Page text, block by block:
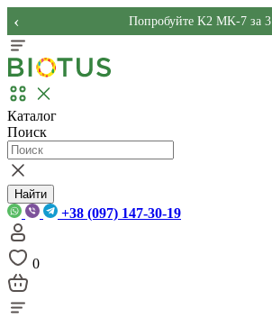
Попробуйте K2 MK-7 за
‹
Каталог
Поиск
Найти
+38 (097) 147-30-19
0